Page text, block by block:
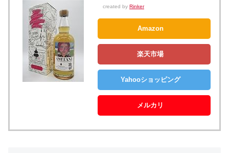
created by Rinker
Amazon
楽天市場
Yahooショッピング
メルカリ